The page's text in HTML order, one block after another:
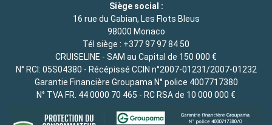
Siège social :
16 rue du Gabian, Les Flots Bleus
98000 Monaco
Tél siège : +377 97 97 84 50
CRUISELINE - SAM au Capital de 150 000 €
N° RCI: 05S04380 - Récépissé CCIN n°2007-01231/2007-01232
Garantie Financière Groupama N° police 4007717380
N° TVA FR. 44 0000 70 465 - RC RSA de 10 000 000 €